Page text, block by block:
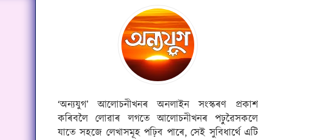
‘অন্যযুগ’ আলোচনীখনৰ অনলাইন সংস্কৰণ প্ৰকাশ
কৰিবলৈ লোৱাৰ লগতে আলোচনীখনৰ পঢ়ুৱৈসকলে
যাতে সহজে লেখাসমূহ পঢ়িব পাৰে, সেই সুবিধাৰ্থে এটি